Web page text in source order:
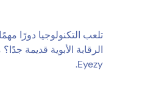
تلعب التكنولوجيا دورًا
Eyezy.